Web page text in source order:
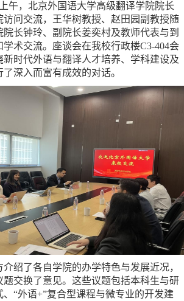
午，北京外国语大学高级翻译学院院长
问交流，王华树教授、赵田园副教授随
院长钟玲、副院长姜奕村及教师代表与到
术交流。座谈会在我校行政楼C3-404会
时代外语与翻译人才培养、学科建设及
深入而富有成效的对话。
绍了各自学院的办学特色与发展近况，
交换了意见。这些议题包括本科生与研
“外语+”复合型课程与微专业的开发建